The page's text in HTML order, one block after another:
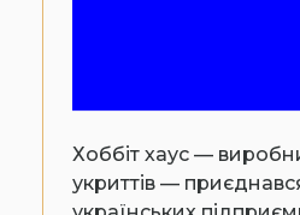
Хоббіт хаус —
укриттів —